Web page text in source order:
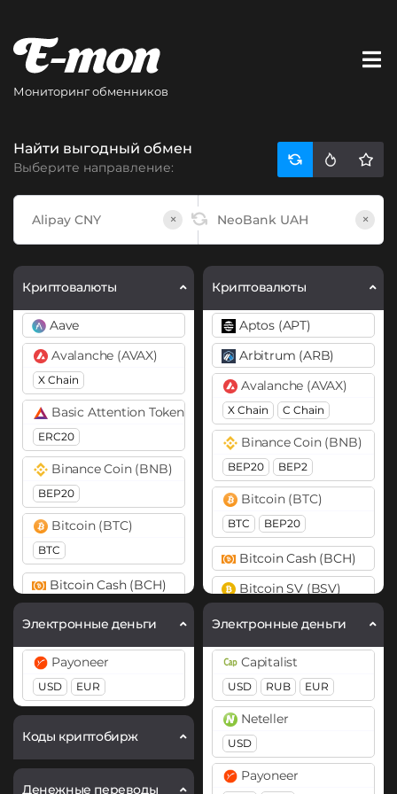
Мониторинг обменников
Найти выгодный обмен
Выберите направление:
× ×
Криптовалюты
Aave
Avalanche (AVAX)
X Chain
Basic Attention Token (BAT)
ERC20
Binance Coin (BNB)
BEP20
Bitcoin (BTC)
BTC
Bitcoin Cash (BCH)
Chainlink (LINK)
ERC20
DASH
Dogecoin (DOGE)
DOGE
Электронные деньги
Payoneer
USD EUR
Коды криптобирж
Денежные переводы
Криптовалюты
Aptos (APT)
Arbitrum (ARB)
Avalanche (AVAX)
X Chain C Chain
Binance Coin (BNB)
BEP20 BEP2
Bitcoin (BTC)
BTC BEP20
Bitcoin Cash (BCH)
Bitcoin SV (BSV)
Cardano (ADA)
Cosmos (ATOM)
DASH
Dogecoin (DOGE)
DOGE
Polkadot (DOT)
DOT
Электронные деньги
Capitalist
USD RUB EUR
Neteller
USD
Payoneer